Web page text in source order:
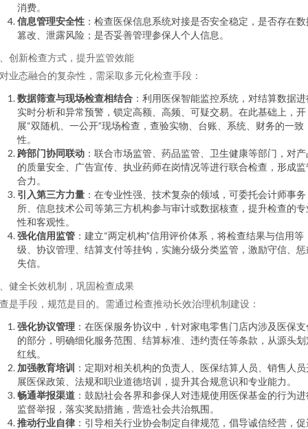
消费。
信息管理安全性 ：检查医保信息系统对接是否安全稳定，是否存在数
篡改、泄露风险；是否妥善管理参保人个人信息。
创新检查方式，提升监管效能
业态融合的复杂性，需采取多元化检查手段：
数据筛查与现场检查相结合 ：利用医保智能监控系统，对结算数据
实时分析和异常预警，锁定高额、高频、可疑交易。在此基础上，开
展“双随机、一公开”现场检查，查验实物、台账、系统、财务的一致
性。
跨部门协同联动 ：联合市场监管、药品监管、卫生健康等部门，对产
的质量安全、广告宣传、执业药师在岗情况等进行联合检查，形成监
合力。
引入第三方力量 ：在专业性强、技术复杂的领域，可委托会计师事务
所、信息技术公司等第三方机构参与审计或数据核查，提升检查的专
性和客观性。
强化信用监管 ：建立“两定机构”信用评价体系，将检查结果与信用等
级、协议管理、结算支付等挂钩，实施分级分类监管，激励守信、惩
失信。
健全长效机制，巩固检查成果
是手段，规范是目的。需通过检查推动长效治理机制建设：
强化协议管理 ：在医保服务协议中，针对家电零售门店内涉及医保支
的部分，明确细化服务范围、结算标准、违约责任等条款，从源头划
红线。
加强教育培训 ：定期对相关机构的负责人、医保结算人员、销售人员
展医保政策、法规和职业道德培训，提升其合规意识和专业能力。
畅通举报渠道 ：鼓励社会各界和参保人对违规使用医保基金的行为进
监督举报，落实奖励措施，营造社会共治氛围。
推动行业自律 ：引导相关行业协会制定自律规范，倡导诚信经营，促